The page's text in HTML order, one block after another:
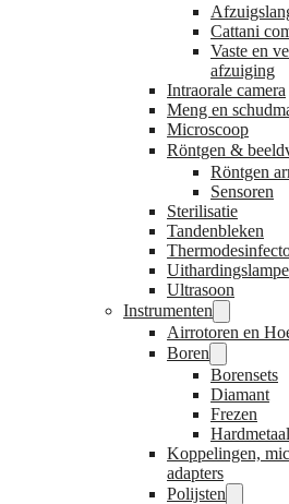
Cattani
Vaste en
afzuiging
Intraorale camera
Meng en
Microscoop
Röntgen &
Röntgen
Sensoren
Sterilisatie
Tandenbleken
Ultrasoon
Instrumenten
Airrotoren en
Boren
Borensets
Diamant
Frezen
Hardmetaal
Koppelingen,
adapters
Polijsten